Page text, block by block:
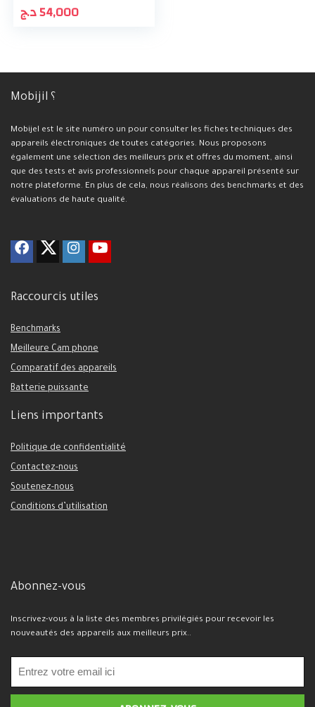
54,000د.ج
Mobijil ؟
Mobijel est le site numéro un pour consulter les fiches techniques des
appareils électroniques de toutes catégories. Nous proposons
également une sélection des meilleurs prix et offres du moment, ainsi
que des tests et avis professionnels pour chaque appareil présenté sur
notre plateforme. En plus de cela, nous réalisons des benchmarks et des
évaluations de haute qualité.
Raccourcis utiles
Benchmarks
Meilleure Cam phone
Comparatif des appareils
Batterie puissante
Liens importants
Politique de confidentialité
Contactez-nous
Soutenez-nous
Conditions d’utilisation
Abonnez-vous
Inscrivez-vous à la liste des membres privilégiés pour recevoir les
nouveautés des appareils aux meilleurs prix..